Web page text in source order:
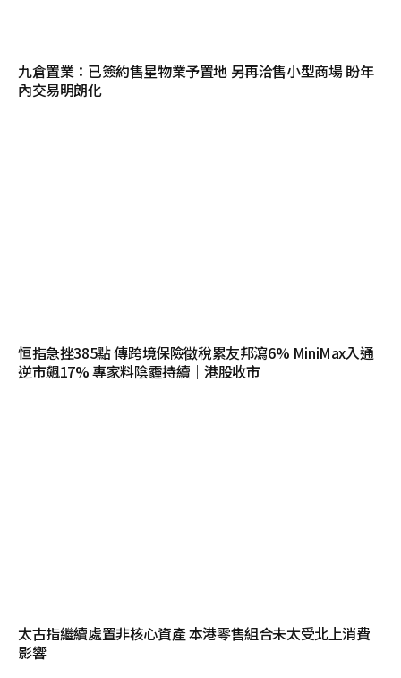
九倉置業：已簽約售星物業予置地 另再洽售小型商場 盼年
內交易明朗化
恒指急挫385點 傳跨境保險徵稅累友邦瀉6% MiniMax入通
逆市飆17% 專家料陰霾持續｜港股收市
太古指繼續處置非核心資產 本港零售組合未太受北上消費
影響